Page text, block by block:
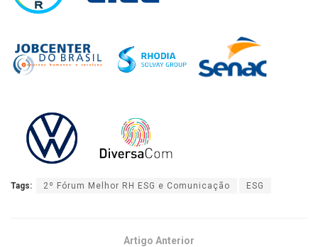
Tags: 2º Fórum Melhor RH ESG e Comunicação ESG
Artigo Anterior